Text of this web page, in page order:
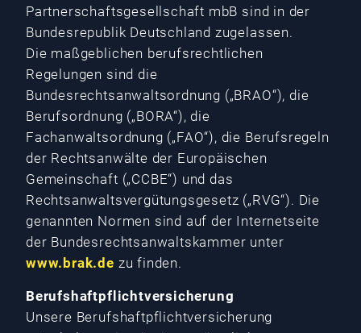
Partnerschaftsgesellschaft mbB sind in der
Bundesrepublik Deutschland zugelassen.
Die maßgeblichen berufsrechtlichen
Regelungen sind die
Bundesrechtsanwaltsordnung („BRAO“), die
Berufsordnung („BORA“), die
Fachanwaltsordnung („FAO“), die Berufsregeln
der Rechtsanwälte der Europäischen
Gemeinschaft („CCBE“) und das
Rechtsanwaltsvergütungsgesetz („RVG“). Die
genannten Normen sind auf der Internetseite
der Bundesrechtsanwaltskammer unter
www.brak.de zu finden.
Berufshaftpflichtversicherung
Unsere Berufshaftpflichtversicherung